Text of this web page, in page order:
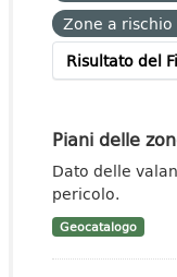
Zone a
Risultato del
Piani delle
Dato delle
pericolo.
Geocatalogo